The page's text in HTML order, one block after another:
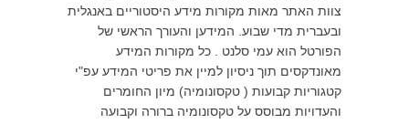
צוות האתר מאות מקורות מידע היסטוריים באנגלית
ובעברית מדי שבוע. המידען והעורך הראשי של
הפורטל הוא עמי סלנט . כל מקורות המידע
מאונדקסים תוך ניסיון למיין את פריטי המידע עפ"י
קטגוריות קבועות ( טקסונומיה) מיון החומרים
והעדויות מבוסס על טקסונומיה ברורה וקבועה